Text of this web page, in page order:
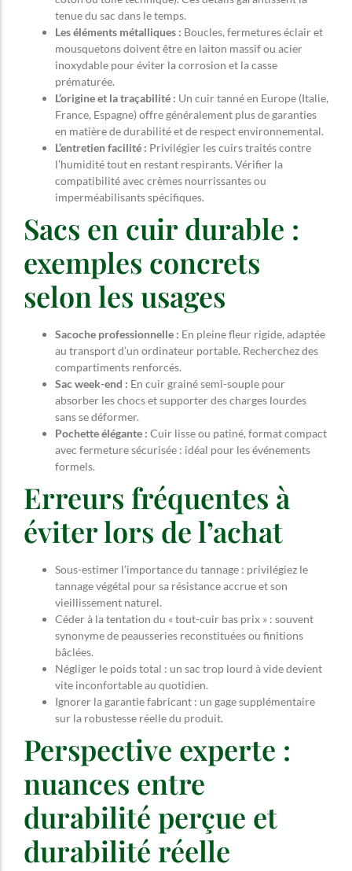
tenue du sac dans le temps.
Les éléments métalliques : Boucles, fermetures éclair et
mousquetons doivent être en laiton massif ou acier
inoxydable pour éviter la corrosion et la casse
prématurée.
L’origine et la traçabilité : Un cuir tanné en Europe (Italie,
France, Espagne) offre généralement plus de garanties
en matière de durabilité et de respect environnemental.
L’entretien facilité : Privilégier les cuirs traités contre
l’humidité tout en restant respirants. Vérifier la
compatibilité avec crèmes nourrissantes ou
imperméabilisants spécifiques.
Sacs en cuir durable :
exemples concrets
selon les usages
Sacoche professionnelle : En pleine fleur rigide, adaptée
au transport d’un ordinateur portable. Recherchez des
compartiments renforcés.
Sac week-end : En cuir grainé semi-souple pour
absorber les chocs et supporter des charges lourdes
sans se déformer.
Pochette élégante : Cuir lisse ou patiné, format compact
avec fermeture sécurisée : idéal pour les événements
formels.
Erreurs fréquentes à
éviter lors de l’achat
Sous-estimer l’importance du tannage : privilégiez le
tannage végétal pour sa résistance accrue et son
vieillissement naturel.
Céder à la tentation du « tout-cuir bas prix » : souvent
synonyme de peausseries reconstituées ou finitions
bâclées.
Négliger le poids total : un sac trop lourd à vide devient
vite inconfortable au quotidien.
Ignorer la garantie fabricant : un gage supplémentaire
sur la robustesse réelle du produit.
Perspective experte :
nuances entre
durabilité perçue et
durabilité réelle